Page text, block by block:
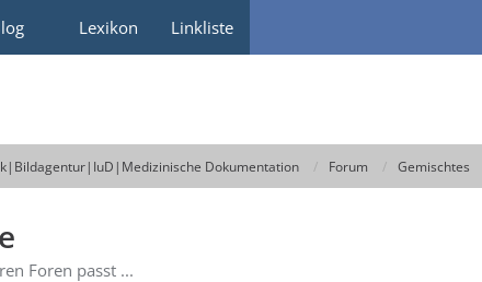
Lexikon Linkliste
Dokumentation Forum Gemischtes
Foren passt ...